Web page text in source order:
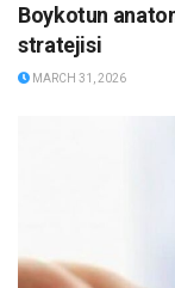
Boykotun
stratejisi
MARCH 31, 2026